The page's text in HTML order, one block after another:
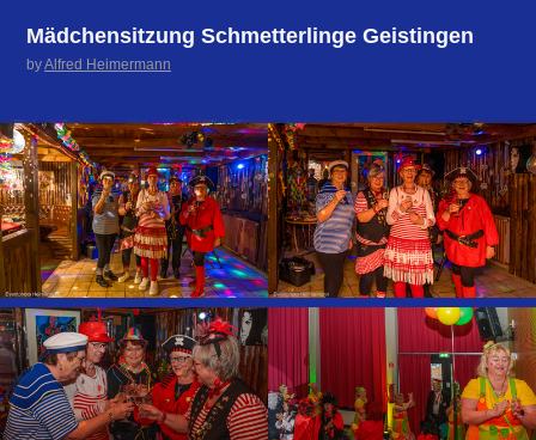
Mädchensitzung Schmetterlinge Geistingen
byAlfred Heimermann